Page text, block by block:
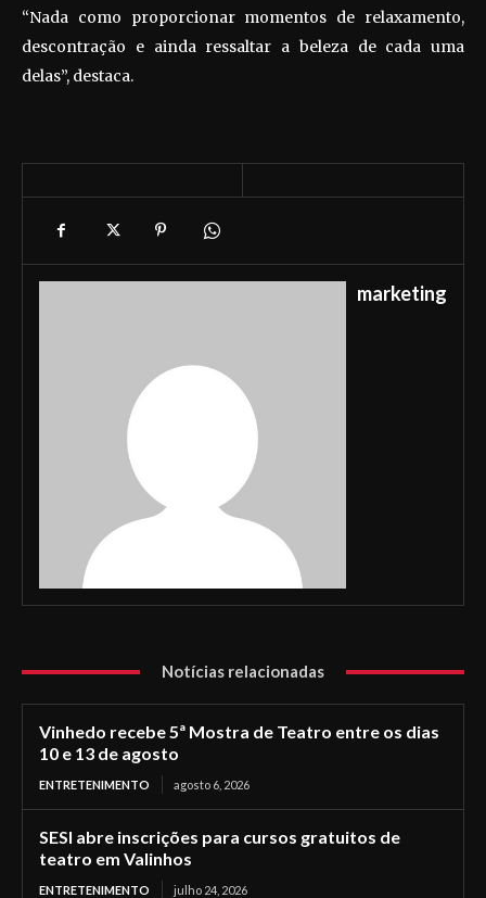
“Nada como proporcionar momentos de relaxamento,
descontração e ainda ressaltar a beleza de cada uma
delas”, destaca.
marketing
Notícias relacionadas
Vinhedo recebe 5ª Mostra de Teatro entre os dias
10 e 13 de agosto
ENTRETENIMENTO agosto 6, 2026
SESI abre inscrições para cursos gratuitos de
teatro em Valinhos
ENTRETENIMENTO julho 24, 2026